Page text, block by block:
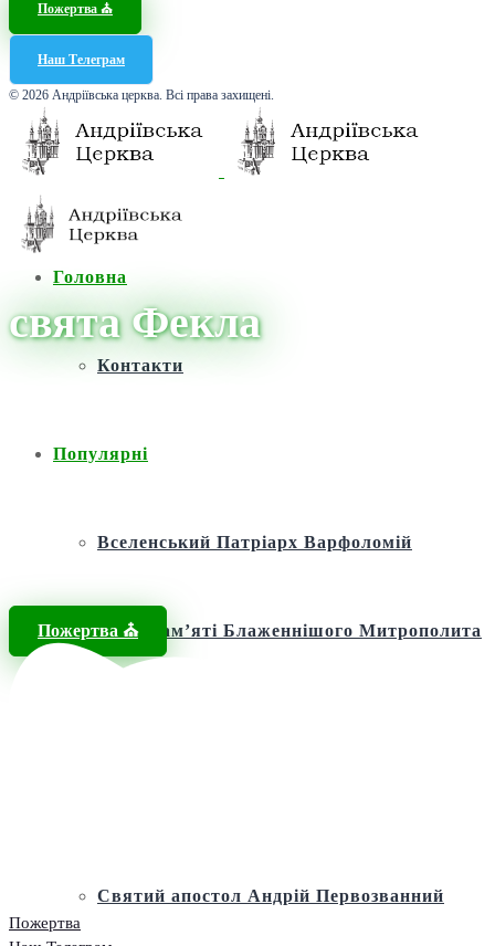
Пожертва ⛪️
Наш Телеграм
© 2026 Андріївська церква. Всі права захищені.
Головна
Контакти
Популярні
Вселенський Патріарх Варфоломій
Фонд пам’яті Блаженнішого Митрополита
Святий апостол Андрій Первозванний
Пожертва ⛪️
свята Фекла
Пожертва